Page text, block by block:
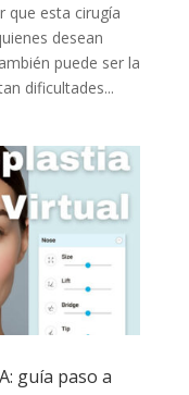
que esta cirugía
desean
puede ser la
dificultades...
guía paso a